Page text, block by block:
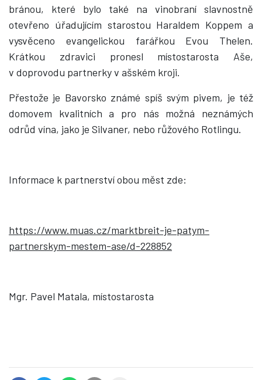
bránou, které bylo také na vinobraní slavnostně
otevřeno úřadujícím starostou Haraldem Koppem a
vysvěceno evangelickou farářkou Evou Thelen.
Krátkou zdravici pronesl místostarosta Aše,
v doprovodu partnerky v ašském kroji.
Přestože je Bavorsko známé spíš svým pivem, je též
domovem kvalitních a pro nás možná neznámých
odrůd vína, jako je Silvaner, nebo růžového Rotlingu.
Informace k partnerství obou měst zde:
https://www.muas.cz/marktbreit-je-patym-
partnerskym-mestem-ase/d-228852
Mgr. Pavel Matala, místostarosta